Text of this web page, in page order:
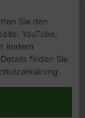
Sie den
YouTube,
ändern
finden Sie
.